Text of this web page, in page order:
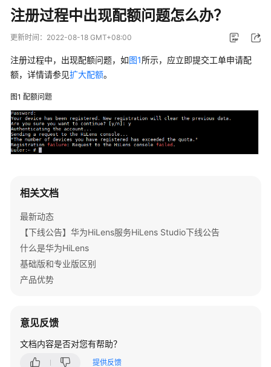
新
动
服
公
告
产
品
速
入
门
用
南
（基
础
注册过程中出现配额问题怎么办？
更新时间： 2022-08-18 GMT+08:00
注册过程中，出现配额问题，如图1所示，应立即提交工单申请配
额，详情请参见扩大配额。
图1 配额问题
相关文档
最新动态
【下线公告】华为HiLens服务HiLens Studio下线公告
什么是华为HiLens
基础版和专业版区别
产品优势
意见反馈
文档内容是否对您有帮助？
提供反馈